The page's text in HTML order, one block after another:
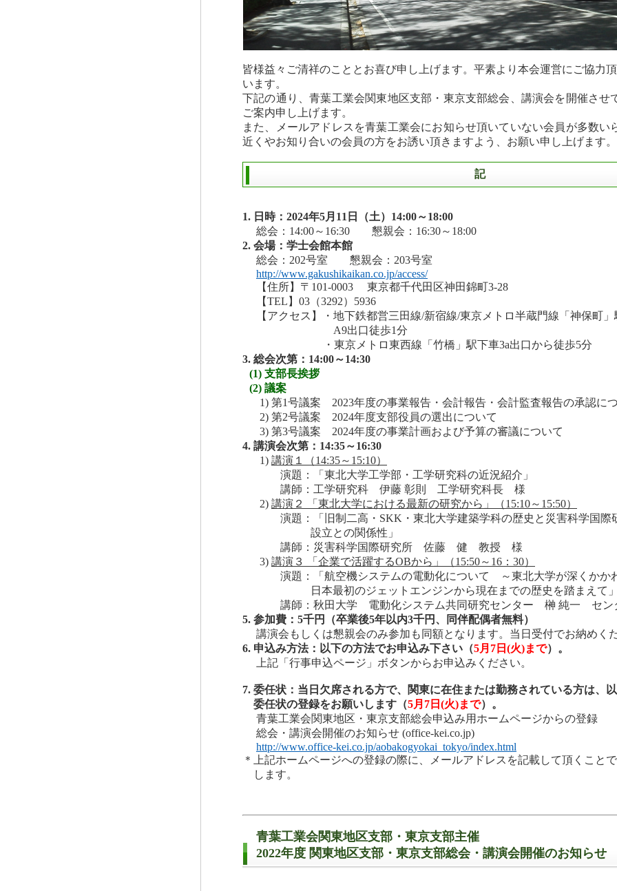
皆様益々ご清祥のこととお喜び申し上げます。平素より本会運営にご協力
います。
下記の通り、青葉工業会関東地区支部・東京支部総会、講演会を開催させ
ご案内申し上げます。
また、メールアドレスを青葉工業会にお知らせ頂いていない会員が多数い
近くやお知り合いの会員の方をお誘い頂きますよう、お願い申し上げます。
記
1. 日時：2024年5月11日（土）14:00～18:00
総会：14:00～16:30 懇親会：16:30～18:00
2. 会場：学士会館本館
総会：202号室 懇親会：203号室
http://www.gakushikaikan.co.jp/access/
【住所】〒101-0003 東京都千代田区神田錦町3-28
【TEL】03（3292）5936
【アクセス】・地下鉄都営三田線/新宿線/東京メトロ半蔵門線「神保町
A9出口徒歩1分
・東京メトロ東西線「竹橋」駅下車3a出口から徒歩5分
3. 総会次第：14:00～14:30
(1) 支部長挨拶
(2) 議案
1) 第1号議案 2023年度の事業報告・会計報告・会計監査報告の承認に
2) 第2号議案 2024年度支部役員の選出について
3) 第3号議案 2024年度の事業計画および予算の審議について
4. 講演会次第：14:35～16:30
1) 講演１
（14:35～15:10）
演題：「東北大学工学部・工学研究科の近況紹介」
講師：工学研究科 伊藤 彰則 工学研究科長 様
2) 講演２ 「東北大学における最新の研究から」
（15:10～15:50）
演題：「旧制二高・SKK・東北大学建築学科の歴史と災害科学国際
設立との関係性」
講師：災害科学国際研究所 佐藤 健 教授 様
3) 講演３ 「企業で活躍するOBから」
（15:50～16：30）
演題：「航空機システムの電動化について ～東北大学が深くかか
日本最初のジェットエンジンから現在までの歴史を踏まえて
講師：秋田大学 電動化システム共同研究センター 榊 純一 セ
5. 参加費：5千円（卒業後5年以内3千円、同伴配偶者無料）
講演会もしくは懇親会のみ参加も同額となります。当日受付でお納めく
6. 申込み方法：以下の方法でお申込み下さい（5月7日(火)まで）。
上記「行事申込ページ」ボタンからお申込みください。
7. 委任状：当日欠席される方で、関東に在住または勤務されている方は、
委任状の登録をお願いします（5月7日(火)まで）。
青葉工業会関東地区・東京支部総会申込み用ホームページからの登録
総会・講演会開催のお知らせ (office-kei.co.jp)
http://www.office-kei.co.jp/aobakogyokai_tokyo/index.html
＊上記ホームページへの登録の際に、メールアドレスを記載して頂くこと
します。
青葉工業会関東地区支部・東京支部主催
2022年度 関東地区支部・東京支部総会・講演会開催のお知らせ